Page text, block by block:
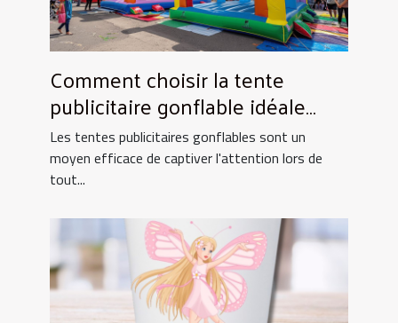
Comment choisir la tente
publicitaire gonflable idéale
pour vos événements
Les tentes publicitaires gonflables sont un
moyen efficace de captiver l'attention lors de
tout...